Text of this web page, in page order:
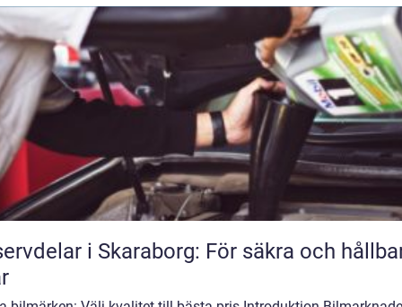
i Skaraborg: För säkra och